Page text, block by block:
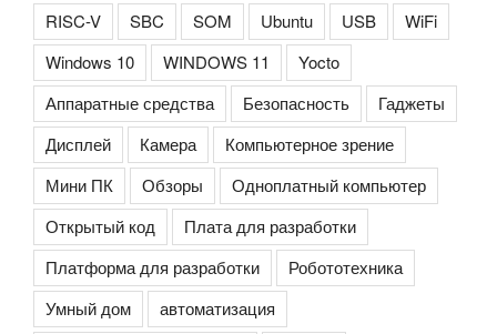
RISC-V
SBC SOM Ubuntu USB
WiFi
Windows 10
WINDOWS 11
Yocto
Аппаратные средства
Безопасность
Гаджеты
Дисплей
Камера
Компьютерное зрение
Мини ПК
Обзоры
Одноплатный компьютер
Открытый код
Плата для разработки
Платформа для разработки
Робототехника
Умный дом
автоматизация